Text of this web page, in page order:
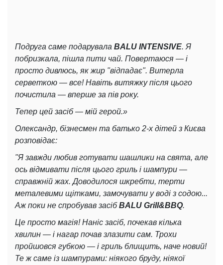
Подруга саме подарувала BALU INTENSIVE. Я
побризкала, пішла пити чай. Повертаюся — і
просто дивлюсь, як жир "відпадає". Витерла
серветкою — все! Навіть витяжку після цього
почистила — вперше за пів року.
Тепер цей засіб — мій герой.»
Олександр, бізнесмен та батько 2-х дітей з Києва
розповідає:
"Я завжди любив готувати шашлики на свята, але
ось відмивати після цього гриль і шампури —
справжній жах. Доводилося шкребти, терти
металевими щітками, замочувати у воді з содою...
Аж поки не спробував засібBALU Grill&BBQ.
Це просто магія! Наніс засіб, почекав кілька
хвилин — і нагар почав злазити сам. Трохи
пройшовся губкою — і гриль блищить, наче новий!
Те ж саме із шампурами: ніякого бруду, ніякої